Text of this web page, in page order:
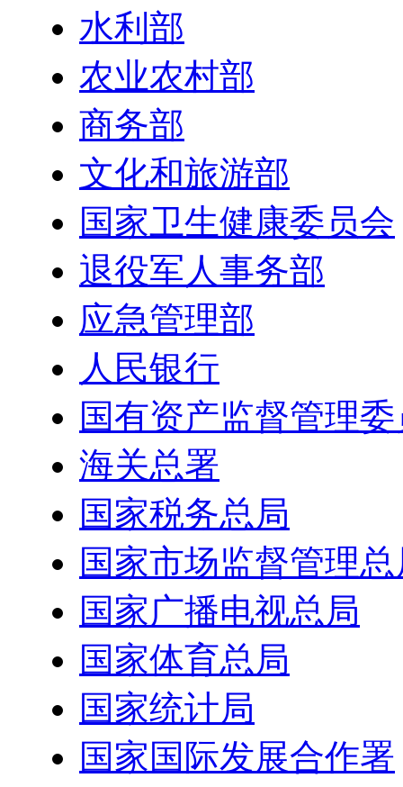
水利部
农业农村部
商务部
文化和旅游部
国家卫生健康委员会
退役军人事务部
应急管理部
人民银行
国有资产监督管理
海关总署
国家税务总局
国家市场监督管理
国家广播电视总局
国家体育总局
国家统计局
国家国际发展合作署